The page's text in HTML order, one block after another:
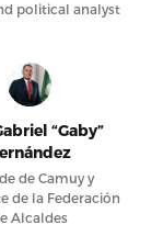
political analyst
“Gaby”
de Camuy y
de la Federación
Alcaldes